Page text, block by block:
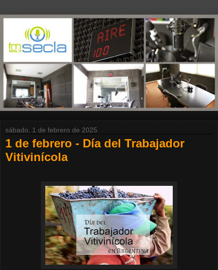
sábado, 1 de febrero de 2025
1 de febrero - Día del Trabajador
Vitivinícola